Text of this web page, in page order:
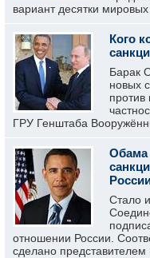
вариант десятки
Кого
Барак
новых
против
ГРУ Генштаба
Обама
Стало
отношении Росcии.
сделано представителем